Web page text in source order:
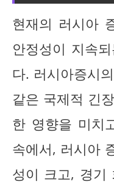
현재의 러시아
안정성이 지속
다. 러시아증시
같은 국제적 긴
한 영향을 미치
속에서, 러시아
성이 크고, 경기